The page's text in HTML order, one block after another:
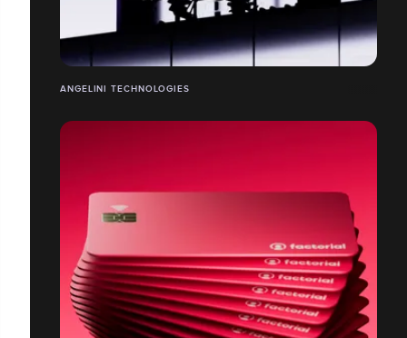
ANGELINI TECHNOLOGIES